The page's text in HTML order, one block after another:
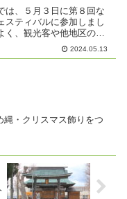
は、５月３日に第８回な
スティバルに参加しまし
く、観光客や他地区の保
交流したり楽しい時間を
地域の皆さまも応援にお
2024.05.13
縄・クリスマス飾りをつ